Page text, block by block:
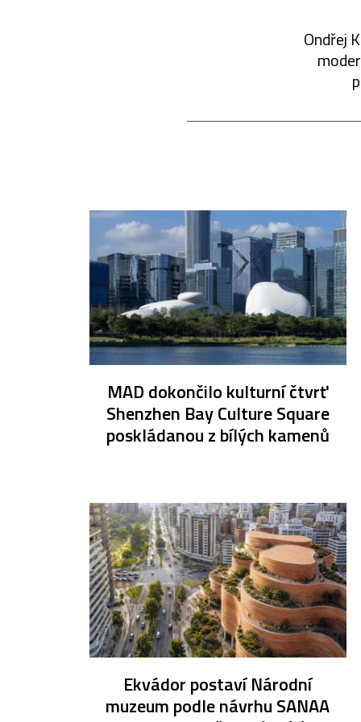
Ondřej
MAD dokončilo kulturní čtvrť
Shenzhen Bay Culture Square
poskládanou z bílých kamenů
Ekvádor postaví Národní
muzeum podle návrhu SANAA